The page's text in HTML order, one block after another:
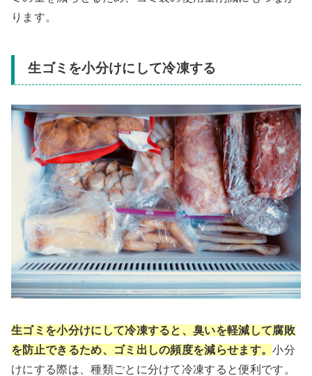
ります。
生ゴミを小分けにして冷凍する
生ゴミを小分けにして冷凍すると、臭いを軽減して腐敗
を防止できるため、ゴミ出しの頻度を減らせます。小分
けにする際は、種類ごとに分けて冷凍すると便利です。